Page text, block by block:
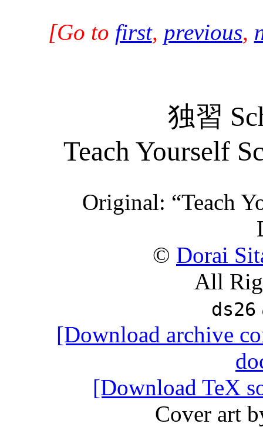
[Go to first, previous,
独習
Teach Yourself
Original: “Teach
© Dorai
All
ds26
[Download archive
[Download TeX
Cover art